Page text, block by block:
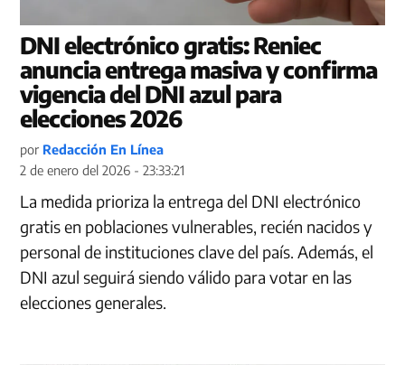
DNI electrónico gratis: Reniec
anuncia entrega masiva y confirma
vigencia del DNI azul para
elecciones 2026
por Redacción En Línea
2 de enero del 2026 - 23:33:21
La medida prioriza la entrega del DNI electrónico
gratis en poblaciones vulnerables, recién nacidos y
personal de instituciones clave del país. Además, el
DNI azul seguirá siendo válido para votar en las
elecciones generales.